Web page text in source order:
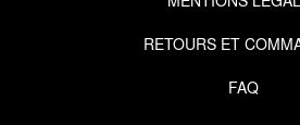
RETOURS ET
FAQ